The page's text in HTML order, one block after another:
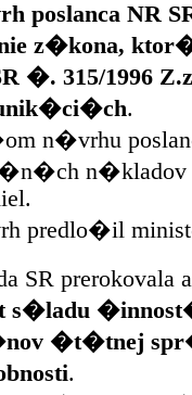
poslanca NR
z�kona,
�. 315/1996
.
n�vrhu
n�kladov
predlo�il
SR prerokovala
s�ladu
�t�tnej
.